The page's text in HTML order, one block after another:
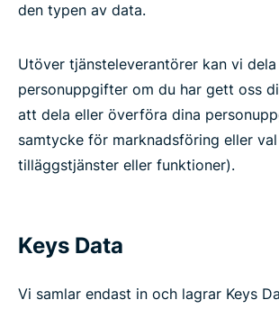
den typen av data.
Utöver tjänsteleverantörer kan vi dela
personuppgifter om du har gett oss
att dela eller överföra dina
samtycke för marknadsföring eller
tilläggstjänster eller funktioner).
Keys Data
Vi samlar endast in och lagrar Keys